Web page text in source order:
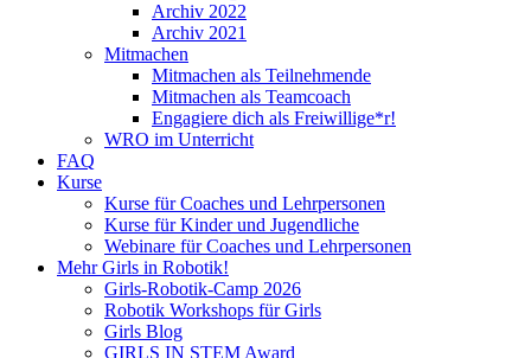
Archiv 2022
Archiv 2021
Mitmachen
Mitmachen als Teilnehmende
Mitmachen als Teamcoach
Engagiere dich als Freiwillige*r!
WRO im Unterricht
FAQ
Kurse
Kurse für Coaches und Lehrpersonen
Kurse für Kinder und Jugendliche
Webinare für Coaches und Lehrpersonen
Mehr Girls in Robotik!
Girls-Robotik-Camp 2026
Robotik Workshops für Girls
Girls Blog
GIRLS IN STEM Award